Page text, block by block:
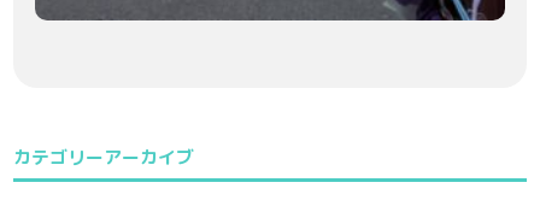
カテゴリーアーカイブ